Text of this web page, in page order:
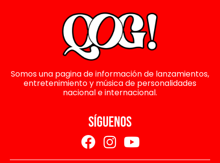
Somos una pagina de información de lanzamientos,
entretenimiento y música de personalidades
nacional e internacional.
SÍGUENOS